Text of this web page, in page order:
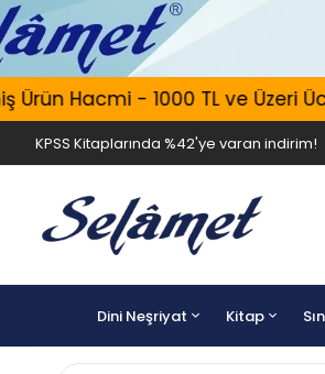
Hacmi - 1000 TL ve Üzeri
KPSS Kitaplarında %42'ye varan indirim!
Dini Neşriyat Kitap